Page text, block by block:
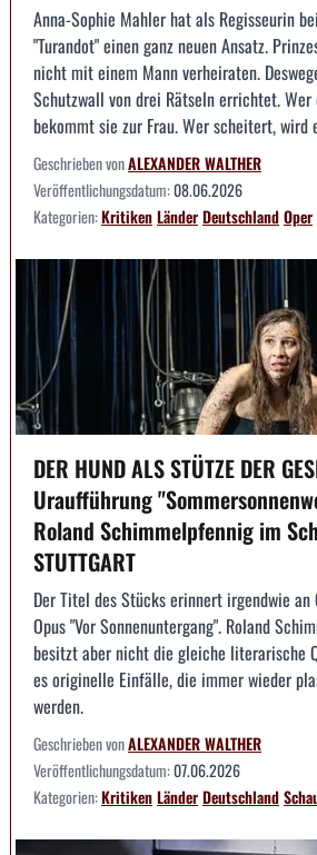
Anna-Sophie Mahler hat als Regisseurin
"Turandot" einen ganz neuen Ansatz.
nicht mit einem Mann verheiraten.
Schutzwall von drei Rätseln errichtet.
bekommt sie zur Frau. Wer scheitert, wird
Geschrieben vonALEXANDER WALTHER
Veröffentlichungsdatum:08.06.2026
Kategorien:KritikenLänderDeutschlandOper
DER HUND ALS STÜTZE DER
Uraufführung
Roland Schimmelpfennig im
STUTTGART
Der Titel des Stücks erinnert irgendwie an
Opus "Vor Sonnenuntergang". Roland
besitzt aber nicht die gleiche literarische
es originelle Einfälle, die immer wieder
werden.
Geschrieben vonALEXANDER WALTHER
Veröffentlichungsdatum:07.06.2026
Kategorien:KritikenLänderDeutschland